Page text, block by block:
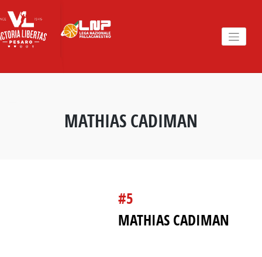
to
content
MATHIAS CADIMAN
#5
MATHIAS CADIMAN